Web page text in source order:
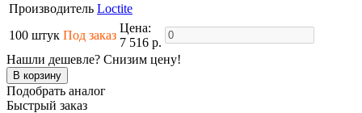
Производитель Loctite
100 штук Под заказ
Цена:
7 516 р.
Нашли дешевле? Снизим цену!
Подобрать аналог
Быстрый заказ